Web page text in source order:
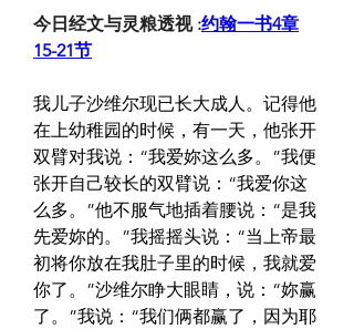
今日经文与灵粮透视 :约翰一书4章
15-21节
我儿子沙维尔现已长大成人。记得他
在上幼稚园的时候，有一天，他张开
双臂对我说：“我爱妳这么多。”我便
张开自己较长的双臂说：“我爱你这
么多。”他不服气地插着腰说：“是我
先爱妳的。”我摇摇头说：“当上帝最
初将你放在我肚子里的时候，我就爱
你了。”沙维尔睁大眼睛，说：“妳赢
了。”我说：“我们俩都赢了，因为耶